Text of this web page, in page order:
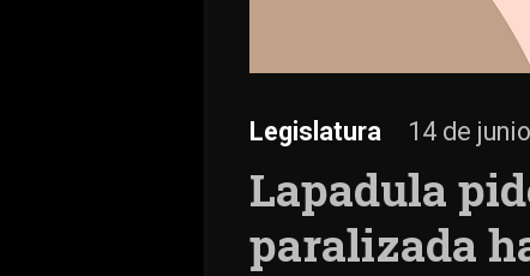
Lapadula
paralizada
Legislatura 14 de